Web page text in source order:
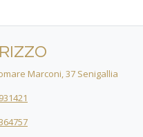
Marconi, 37 Senigallia